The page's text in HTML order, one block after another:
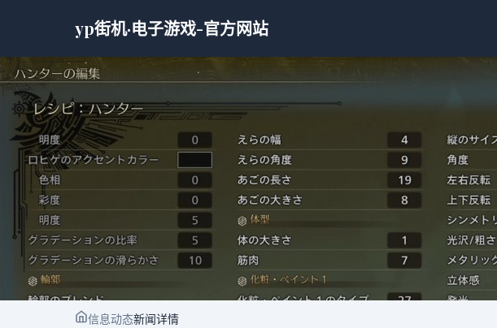
yp街机·电子游戏-官方网站
信息动态新闻详情